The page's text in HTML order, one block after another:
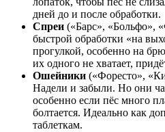
дней до и после обработки.
Спреи («Барс», «Больфо»,
быстрой обработки «на
прогулкой, особенно на
их одного не хватает,
Ошейники («Форесто»,
Надели и забыли. Но они
особенно если пёс много
болтается. Идеально как
таблеткам.